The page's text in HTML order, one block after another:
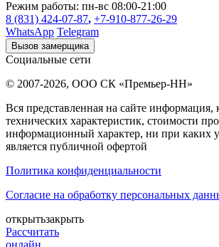
Режим работы: пн-вс 08:00-21:00
8 (831) 424-07-87, +7-910-877-26-29
WhatsApp Telegram
Вызов замерщика
Социальные сети
© 2007-2026, ООО СК «Премьер-НН»
Вся представленная на сайте информация,
технических характеристик, стоимости
информационный характер, ни при каких
является публичной офертой
Политика конфиденциальности
Согласие на обработку персональных
открытьзакрыть
Рассчитать
онлайн